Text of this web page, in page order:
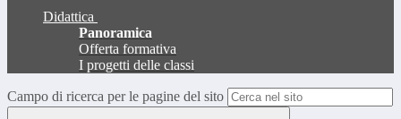
Didattica
Panoramica
Offerta formativa
I progetti delle classi
Campo di ricerca per le pagine del sito